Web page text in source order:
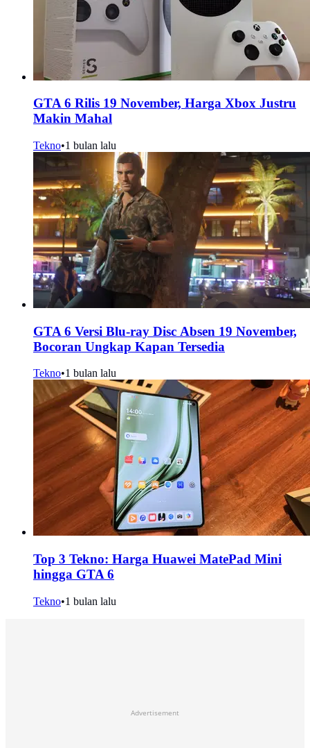
GTA 6 Rilis 19 November, Harga Xbox Justru
Makin Mahal
Tekno•1 bulan lalu
GTA 6 Versi Blu-ray Disc Absen 19 November,
Bocoran Ungkap Kapan Tersedia
Tekno•1 bulan lalu
Top 3 Tekno: Harga Huawei MatePad Mini
hingga GTA 6
Tekno•1 bulan lalu
Advertisement